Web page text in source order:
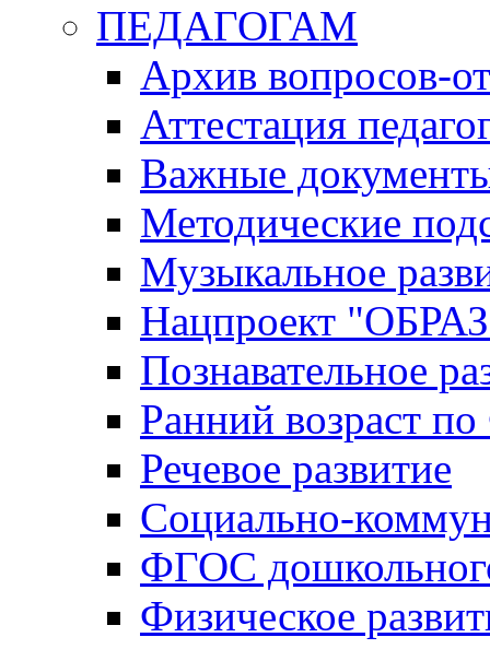
ПЕДАГОГАМ
Архив вопросов-
Аттестация
Важные
Методические
Музыкальное
Нацпроект
Познавательное
Ранний возраст
Речевое развитие
Социально-
ФГОС
Физическое